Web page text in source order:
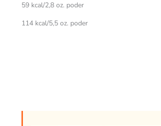
59 kcal/2,8 oz. poder
114 kcal/5,5 oz. poder